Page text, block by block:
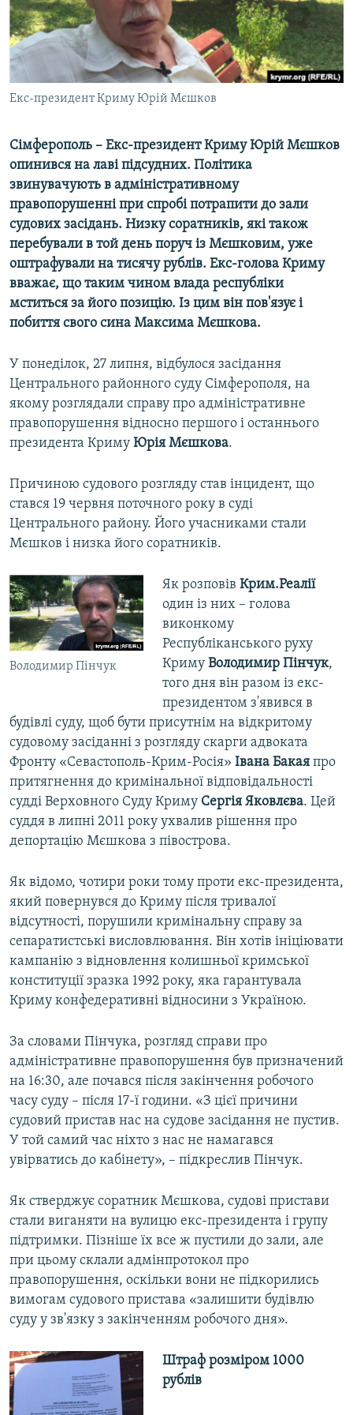
ВІДЕОУРОКИ «ELIFBE»
СВІДЧЕННЯ ОКУПАЦІЇ
УКРАЇНСЬКА ПРОБЛЕМА КРИМУ
ІНФОГРАФІКА
Русский
Qırımtatar
ДОЛУЧАЙСЯ!
Усі сайти RFE/RL
Екс-президент Криму Юрій Мєшков
Сімферополь – Екс-президент Криму Юрій Мєшков
опинився на лаві підсудних. Політика
звинувачують в адміністративному
правопорушенні при спробі потрапити до зали
судових засідань. Низку соратників, які також
перебували в той день поруч із Мєшковим, уже
оштрафували на тисячу рублів. Екс-голова Криму
вважає, що таким чином влада республіки
мститься за його позицію. Із цим він пов'язує і
побиття свого сина Максима Мєшкова.
У понеділок, 27 липня, відбулося засідання
Центрального районного суду Сімферополя, на
якому розглядали справу про адміністративне
правопорушення відносно першого і останнього
президента Криму Юрія Мєшкова.
Причиною судового розгляду став інцидент, що
стався 19 червня поточного року в суді
Центрального району. Його учасниками стали
Мєшков і низка його соратників.
Володимир Пінчук
Як розповів Крим.Реалії
один із них – голова
виконкому
Республіканського руху
Криму Володимир Пінчук,
того дня він разом із екс-
президентом з'явився в
будівлі суду, щоб бути присутнім на відкритому
судовому засіданні з розгляду скарги адвоката
Фронту «Севастополь-Крим-Росія» Івана Бакая про
притягнення до кримінальної відповідальності
судді Верховного Суду Криму Сергія Яковлєва. Цей
суддя в липні 2011 року ухвалив рішення про
депортацію Мєшкова з півострова.
Як відомо, чотири роки тому проти екс-президента,
який повернувся до Криму після тривалої
відсутності, порушили кримінальну справу за
сепаратистські висловлювання. Він хотів ініціювати
кампанію з відновлення колишньої кримської
конституції зразка 1992 року, яка гарантувала
Криму конфедеративні відносини з Україною.
За словами Пінчука, розгляд справи про
адміністративне правопорушення був призначений
на 16:30, але почався після закінчення робочого
часу суду – після 17-ї години. «З цієї причини
судовий пристав нас на судове засідання не пустив.
У той самий час ніхто з нас не намагався
увірватись до кабінету», – підкреслив Пінчук.
Як стверджує соратник Мєшкова, судові пристави
стали виганяти на вулицю екс-президента і групу
підтримки. Пізніше їх все ж пустили до зали, але
при цьому склали адмінпротокол про
правопорушення, оскільки вони не підкорились
вимогам судового пристава «залишити будівлю
суду у зв'язку з закінченням робочого дня».
Штраф розміром 1000
рублів